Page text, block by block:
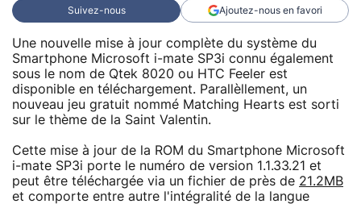
Suivez-nous Ajoutez-nous en favori
Une nouvelle mise à jour complète du système du
Smartphone Microsoft i-mate SP3i connu également
sous le nom de Qtek 8020 ou HTC Feeler est
disponible en téléchargement. Parallèllement, un
nouveau jeu gratuit nommé Matching Hearts est sorti
sur le thème de la Saint Valentin.
Cette mise à jour de la ROM du Smartphone Microsoft
i-mate SP3i porte le numéro de version 1.1.33.21 et
peut être téléchargée via un fichier de près de 21.2MB
et comporte entre autre l'intégralité de la langue